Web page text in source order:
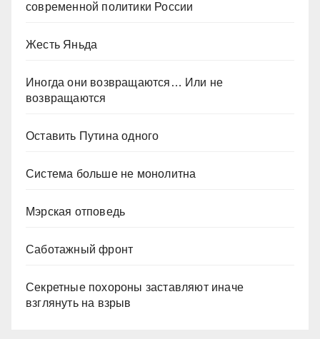
современной политики России
Жесть Яньда
Иногда они возвращаются… Или не
возвращаются
Оставить Путина одного
Система больше не монолитна
Мэрская отповедь
Саботажный фронт
Секретные похороны заставляют иначе
взглянуть на взрыв